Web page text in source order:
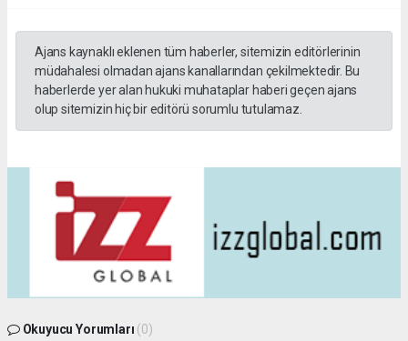
Ajans kaynaklı eklenen tüm haberler, sitemizin editörlerinin
müdahalesi olmadan ajans kanallarından çekilmektedir. Bu
haberlerde yer alan hukuki muhataplar haberi geçen ajans
olup sitemizin hiç bir editörü sorumlu tutulamaz.
Okuyucu Yorumları (0)